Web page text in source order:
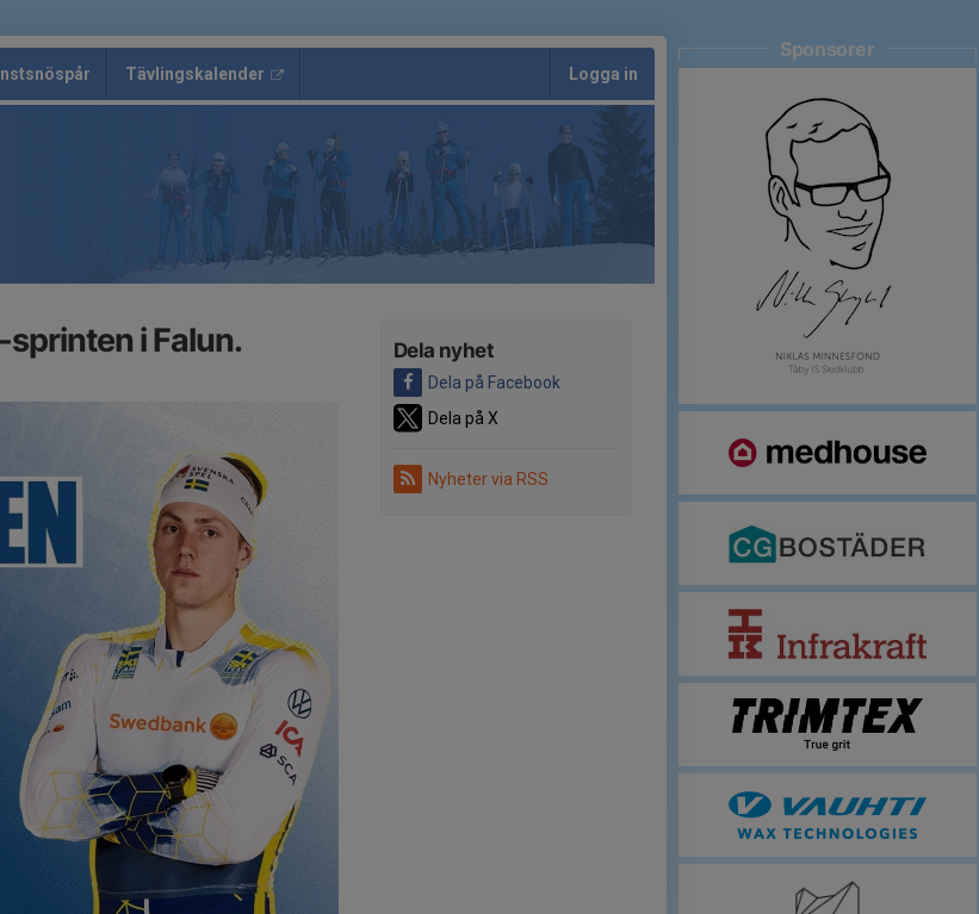
Tävlingskalender Logga in
Dela nyhet
Dela på Facebook
Dela på X
Nyheter via RSS
i Falun.
Sponsorer